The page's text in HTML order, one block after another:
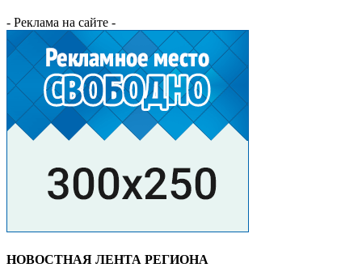
- Реклама на сайте -
НОВОСТНАЯ ЛЕНТА РЕГИОНА